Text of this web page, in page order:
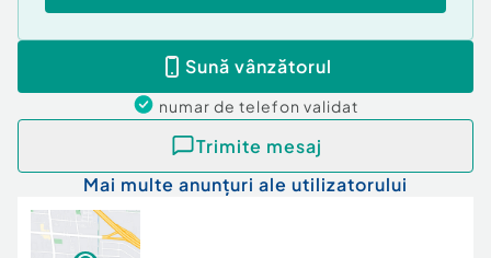
Stadiu construcţie:Finalizat
Tip imobil:Bloc de apartamente
Sună vânzătorul
numar de telefon validat
Trimite mesaj
Mai multe anunțuri ale utilizatorului